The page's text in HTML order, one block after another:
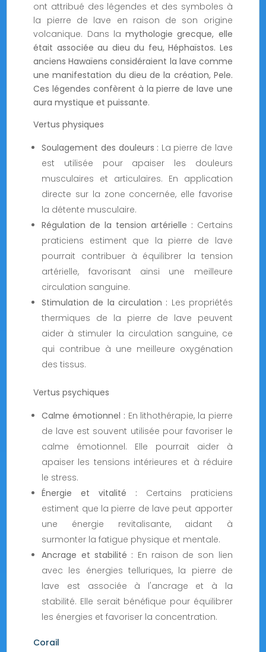
ont attribué des légendes et des symboles à
la pierre de lave en raison de son origine
volcanique. Dans lamythologie grecque, elle
était associée au dieu du feu, Héphaïstos. Les
anciens Hawaïens considéraient la lave comme
une manifestation du dieu de la création, Pele.
Ces légendes confèrent à la pierre de lave une
aura mystique et puissante.
Vertus physiques
Soulagement des douleurs : La pierre de lave
est utilisée pour apaiser les douleurs
musculaires et articulaires. En application
directe sur la zone concernée, elle favorise
la détente musculaire.
Régulation de la tension artérielle : Certains
praticiens estiment que la pierre de lave
pourrait contribuer à équilibrer la tension
artérielle, favorisant ainsi une meilleure
circulation sanguine.
Stimulation de la circulation : Les propriétés
thermiques de la pierre de lave peuvent
aider à stimuler la circulation sanguine, ce
qui contribue à une meilleure oxygénation
des tissus.
Vertus psychiques
Calme émotionnel : En lithothérapie, la pierre
de lave est souvent utilisée pour favoriser le
calme émotionnel. Elle pourrait aider à
apaiser les tensions intérieures et à réduire
le stress.
Énergie et vitalité : Certains praticiens
estiment que la pierre de lave peut apporter
une énergie revitalisante, aidant à
surmonter la fatigue physique et mentale.
Ancrage et stabilité : En raison de son lien
avec les énergies telluriques, la pierre de
lave est associée à l'ancrage et à la
stabilité. Elle serait bénéfique pour équilibrer
les énergies et favoriser la concentration.
Corail